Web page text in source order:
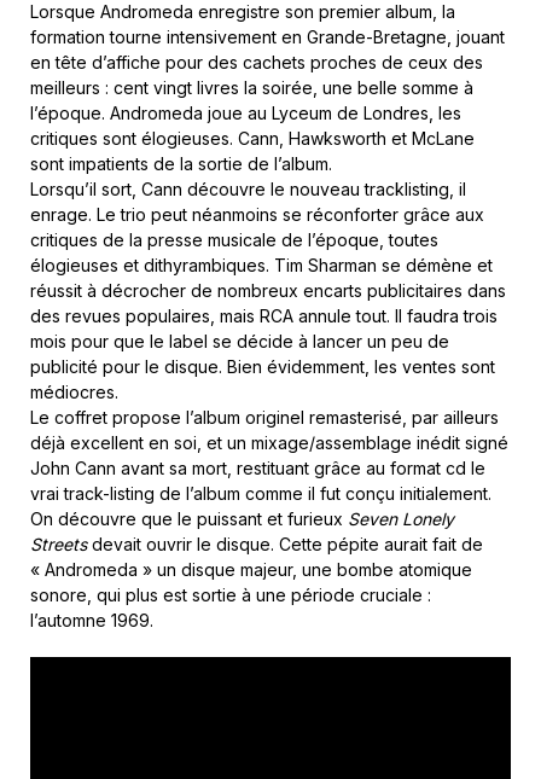
Lorsque Andromeda enregistre son premier album, la
formation tourne intensivement en Grande-Bretagne, jouant
en tête d’affiche pour des cachets proches de ceux des
meilleurs : cent vingt livres la soirée, une belle somme à
l’époque. Andromeda joue au Lyceum de Londres, les
critiques sont élogieuses. Cann, Hawksworth et McLane
sont impatients de la sortie de l’album.
Lorsqu’il sort, Cann découvre le nouveau tracklisting, il
enrage. Le trio peut néanmoins se réconforter grâce aux
critiques de la presse musicale de l’époque, toutes
élogieuses et dithyrambiques. Tim Sharman se démène et
réussit à décrocher de nombreux encarts publicitaires dans
des revues populaires, mais RCA annule tout. Il faudra trois
mois pour que le label se décide à lancer un peu de
publicité pour le disque. Bien évidemment, les ventes sont
médiocres.
Le coffret propose l’album originel remasterisé, par ailleurs
déjà excellent en soi, et un mixage/assemblage inédit signé
John Cann avant sa mort, restituant grâce au format cd le
vrai track-listing de l’album comme il fut conçu initialement.
On découvre que le puissant et furieux Seven Lonely
Streetsdevait ouvrir le disque. Cette pépite aurait fait de
« Andromeda » un disque majeur, une bombe atomique
sonore, qui plus est sortie à une période cruciale :
l’automne 1969.